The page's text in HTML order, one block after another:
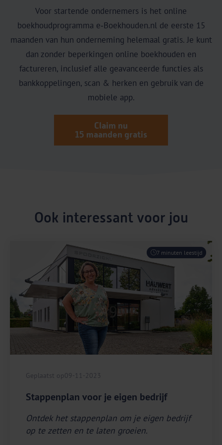
Voor startende ondernemers is het online
boekhoudprogramma e‑Boekhouden.nl de eerste 15
maanden van hun onderneming helemaal gratis. Je kunt
dan zonder beperkingen online boekhouden en
factureren, inclusief alle geavanceerde functies als
bankkoppelingen, scan & herken en gebruik van de
mobiele app.
Claim nu
15 maanden gratis
Ook interessant voor jou
7 minuten leestijd
Geplaatst op 09-11-2023
Stappenplan voor je eigen bedrijf
Ontdek het stappenplan om je eigen bedrijf
op te zetten en te laten groeien.